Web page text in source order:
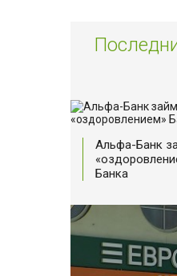
Альфа-Банк
Банка